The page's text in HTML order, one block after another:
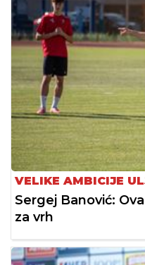
VELIKE AMBICIJE
Sergej Banović:
za vrh